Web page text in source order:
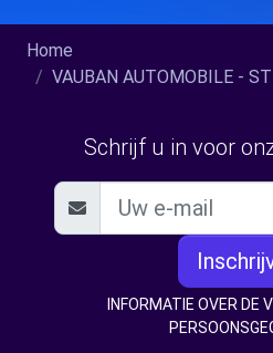
Home
VAUBAN AUTOMOBILE -
Schrijf u in voor
INFORMATIE OVER DE